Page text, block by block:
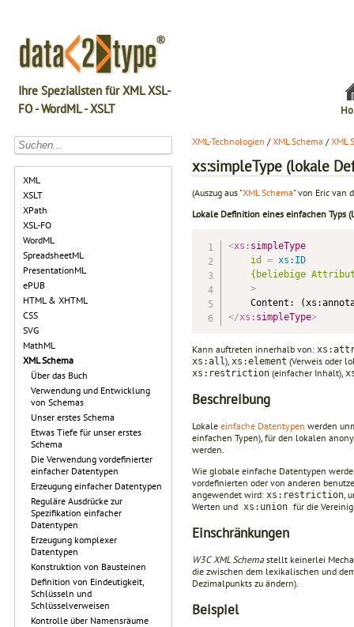
Ihre Spezialisten für XML XSL-
FO - WordML - XSLT
XML
XSLT
XPath
XSL-FO
WordML
SpreadsheetML
PresentationML
ePUB
HTML & XHTML
CSS
SVG
MathML
XML Schema
Über das Buch
Verwendung und Entwicklung
von Schemas
Unser erstes Schema
Etwas Tiefe für unser erstes
Schema
Die Verwendung vordefinierter
einfacher Datentypen
Erzeugung einfacher Datentypen
Reguläre Ausdrücke zur
Spezifikation einfacher
Datentypen
Erzeugung komplexer
Datentypen
Konstruktion von Bausteinen
Definition von Eindeutigkeit,
Schlüsseln und
Schlüsselverweisen
Kontrolle über Namensräume
XML-Technologien /XML Schema /XML
xs:simpleType (lokale
(Auszug aus "XML Schema" von Eric van
Lokale Definition eines einfachen
<xs: simpleType
id
= xs:ID
{beliebige
>
</xs: simpleType>
Kann auftreten innerhalb von:
xs:all), xs:element (Verweis oder
xs:restriction (einfacher Inhalt),
Beschreibung
Lokale einfache Datentypen werden
einfachen Typen), für den lokalen
werden.
Wie globale einfache Datentypen
vordefinierten oder von anderen
angewendet wird: xs:restriction ,
Werten und xs:union für die
Einschränkungen
W3C XML Schemastellt keinerlei
die zwischen dem lexikalischen und
Dezimalpunkts zu ändern).
Beispiel